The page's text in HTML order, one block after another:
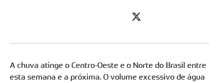
A chuva atinge o Centro-Oeste e o Norte do Brasil entre
esta semana e a próxima. O volume excessivo de água